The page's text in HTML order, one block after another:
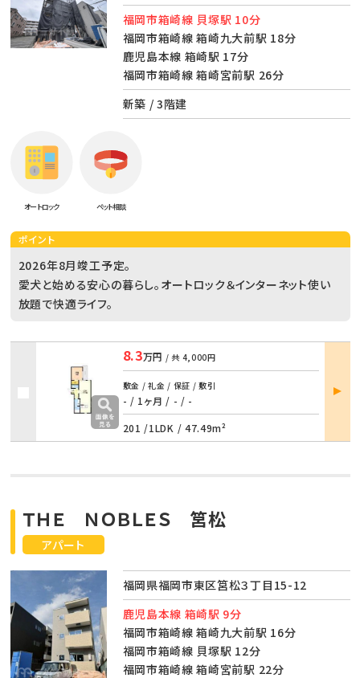
福岡市箱崎線 貝塚駅 10分
福岡市箱崎線 箱崎九大前駅 18分
鹿児島本線 箱崎駅 17分
福岡市箱崎線 箱崎宮前駅 26分
新築 / 3階建
オートロック ペット相談
ポイント
2026年8月竣工予定。
愛犬と始める安心の暮らし。オートロック＆インターネット使い
放題で快適ライフ。
8.3万円 / 共 4,000円
敷金 / 礼金 / 保証 / 敷引
- / 1ヶ月 / - / -
201 /1LDK / 47.49m²
部屋
詳細
アパート
ＴＨＥ ＮＯＢＬＥＳ 筥松
福岡県福岡市東区筥松３丁目15-12
鹿児島本線 箱崎駅 9分
福岡市箱崎線 箱崎九大前駅 16分
福岡市箱崎線 貝塚駅 12分
福岡市箱崎線 箱崎宮前駅 22分